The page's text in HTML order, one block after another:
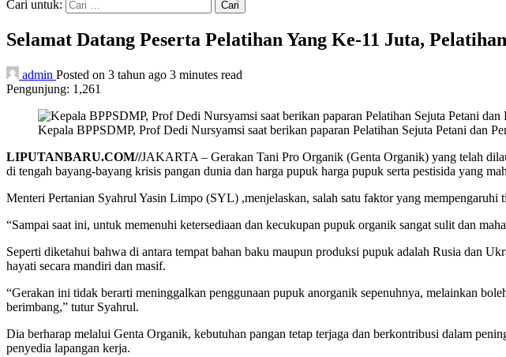
Cari untuk:
Selamat Datang Peserta Pelatihan Yang Ke-11 Juta,
admin Posted on 3 tahun ago 3 minutes read
Pengunjung: 1,261
Kepala BPPSDMP, Prof Dedi Nursyamsi saat berikan paparan Pelatihan Sejuta Petani dan
LIPUTANBARU.COM//JAKARTA – Gerakan Tani Pro Organik (Genta Organik) yang telah
di tengah bayang-bayang krisis pangan dunia dan harga pupuk harga pupuk serta pestisida yang
Menteri Pertanian Syahrul Yasin Limpo (SYL) ,menjelaskan, salah satu faktor yang
“Sampai saat ini, untuk memenuhi ketersediaan dan kecukupan pupuk organik sangat sulit dan
Seperti diketahui bahwa di antara tempat bahan baku maupun produksi pupuk adalah Rusia dan
hayati secara mandiri dan masif.
“Gerakan ini tidak berarti meninggalkan penggunaan pupuk anorganik sepenuhnya, melainkan
berimbang,” tutur Syahrul.
Dia berharap melalui Genta Organik, kebutuhan pangan tetap terjaga dan berkontribusi dalam
penyedia lapangan kerja.